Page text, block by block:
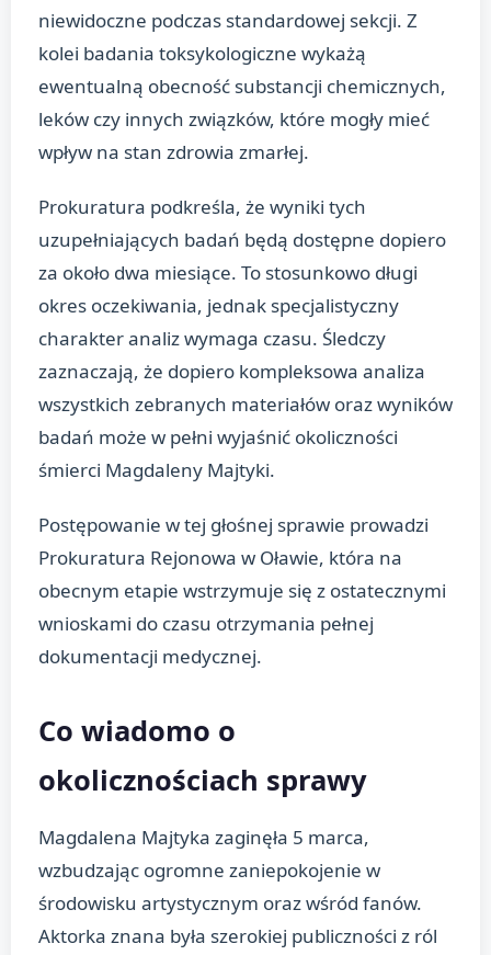
niewidoczne podczas standardowej sekcji. Z
kolei badania toksykologiczne wykażą
ewentualną obecność substancji chemicznych,
leków czy innych związków, które mogły mieć
wpływ na stan zdrowia zmarłej.
Prokuratura podkreśla, że wyniki tych
uzupełniających badań będą dostępne dopiero
za około dwa miesiące. To stosunkowo długi
okres oczekiwania, jednak specjalistyczny
charakter analiz wymaga czasu. Śledczy
zaznaczają, że dopiero kompleksowa analiza
wszystkich zebranych materiałów oraz wyników
badań może w pełni wyjaśnić okoliczności
śmierci Magdaleny Majtyki.
Postępowanie w tej głośnej sprawie prowadzi
Prokuratura Rejonowa w Oławie, która na
obecnym etapie wstrzymuje się z ostatecznymi
wnioskami do czasu otrzymania pełnej
dokumentacji medycznej.
Co wiadomo o
okolicznościach sprawy
Magdalena Majtyka zaginęła 5 marca,
wzbudzając ogromne zaniepokojenie w
środowisku artystycznym oraz wśród fanów.
Aktorka znana była szerokiej publiczności z ról